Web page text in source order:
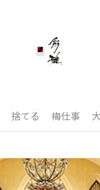
捨てる 梅仕事